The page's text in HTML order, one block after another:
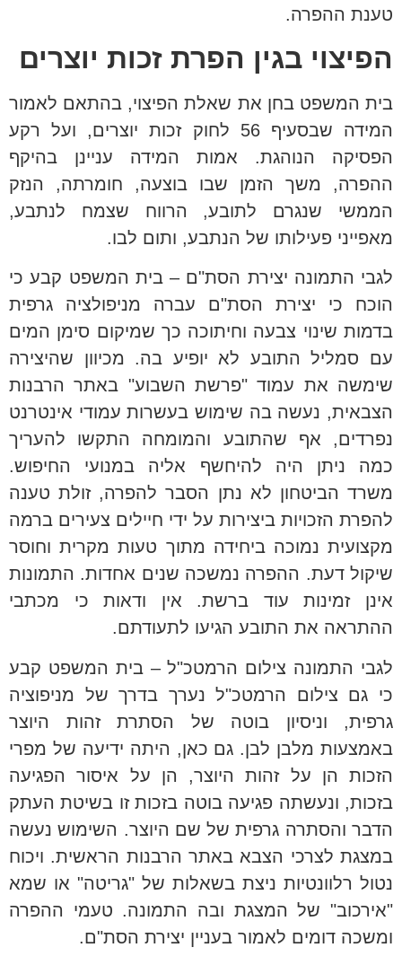
טענת ההפרה.
הפיצוי בגין הפרת זכות יוצרים
בית המשפט בחן את שאלת הפיצוי, בהתאם לאמור
המידה שבסעיף 56 לחוק זכות יוצרים, ועל רקע
הפסיקה הנוהגת. אמות המידה עניינן בהיקף
ההפרה, משך הזמן שבו בוצעה, חומרתה, הנזק
הממשי שנגרם לתובע, הרווח שצמח לנתבע,
מאפייני פעילותו של הנתבע, ותום לבו.
לגבי התמונה יצירת הסת"ם – בית המשפט קבע כי
הוכח כי יצירת הסת"ם עברה מניפולציה גרפית
בדמות שינוי צבעה וחיתוכה כך שמיקום סימן המים
עם סמליל התובע לא יופיע בה. מכיוון שהיצירה
שימשה את עמוד "פרשת השבוע" באתר הרבנות
הצבאית, נעשה בה שימוש בעשרות עמודי אינטרנט
נפרדים, אף שהתובע והמומחה התקשו להעריך
כמה ניתן היה להיחשף אליה במנועי החיפוש.
משרד הביטחון לא נתן הסבר להפרה, זולת טענה
להפרת הזכויות ביצירות על ידי חיילים צעירים ברמה
מקצועית נמוכה ביחידה מתוך טעות מקרית וחוסר
שיקול דעת. ההפרה נמשכה שנים אחדות. התמונות
אינן זמינות עוד ברשת. אין ודאות כי מכתבי
ההתראה את התובע הגיעו לתעודתם.
לגבי התמונה צילום הרמטכ"ל – בית המשפט קבע
כי גם צילום הרמטכ"ל נערך בדרך של מניפוציה
גרפית, וניסיון בוטה של הסתרת זהות היוצר
באמצעות מלבן לבן. גם כאן, היתה ידיעה של מפרי
הזכות הן על זהות היוצר, הן על איסור הפגיעה
בזכות, ונעשתה פגיעה בוטה בזכות זו בשיטת העתק
הדבר והסתרה גרפית של שם היוצר. השימוש נעשה
במצגת לצרכי הצבא באתר הרבנות הראשית. ויכוח
נטול רלוונטיות ניצת בשאלות של "גריטה" או שמא
"אירכוב" של המצגת ובה התמונה. טעמי ההפרה
ומשכה דומים לאמור בעניין יצירת הסת"ם.